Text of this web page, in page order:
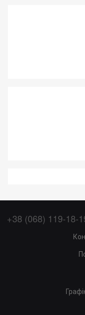
+38 (068) 119-18-